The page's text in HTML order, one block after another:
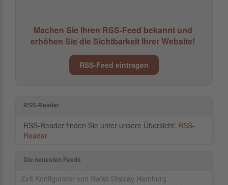
Machen Sie Ihren RSS-Feed bekannt und
erhöhen Sie die Sichtbarkeit Ihrer Website!
RSS-Feed eintragen
RSS-Reader
RSS-Reader finden Sie unter unsere Übersicht: RSS-
Reader
Die neuesten Feeds
Zelt Konfigurator von Swiss Display Hamburg